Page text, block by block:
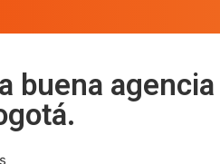
buena